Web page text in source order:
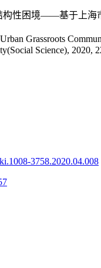
性困境——基于上海
Grassroots
Science), 2020,
3758.2020.04.008